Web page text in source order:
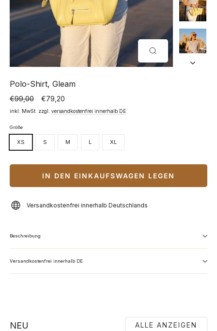
SCHLIESSEN (
ESC)
Polo-Shirt, Gleam
Normaler
Preis
€99,00
Sonderpreis€79,20
inkl. MwSt. zzgl. versandkostenfrei innerhalb DE
Größe
XS S M L XL
IN DEN EINKAUFSWAGEN LEGEN
Versandkostenfrei innerhalb Deutschlands
Beschreibung
Versandkostenfrei innerhalb DE
NEU ALLE ANZEIGEN